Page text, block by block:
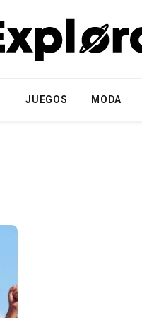
JUEGOS MODA